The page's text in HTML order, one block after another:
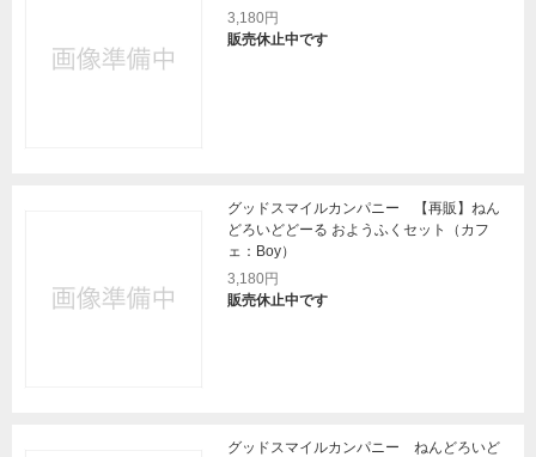
3,180円
販売休止中です
グッドスマイルカンパニー 【再販】ねん
どろいどどーる おようふくセット（カフ
ェ：Boy）
3,180円
販売休止中です
グッドスマイルカンパニー ねんどろいど